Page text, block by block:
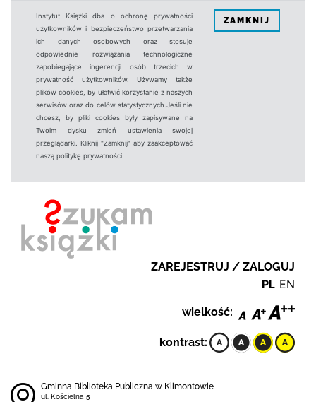
Instytut Książki dba o ochronę prywatności
użytkowników i bezpieczeństwo przetwarzania
ich danych osobowych oraz stosuje
odpowiednie rozwiązania technologiczne
zapobiegające ingerencji osób trzecich w
prywatność użytkowników. Używamy także
plików cookies, by ułatwić korzystanie z naszych
serwisów oraz do celów statystycznych.Jeśli nie
chcesz, by pliki cookies były zapisywane na
Twoim dysku zmień ustawienia swojej
przeglądarki. Kliknij "Zamknij" aby zaakceptować
naszą politykę prywatności.
ZAMKNIJ
ZAREJESTRUJ / ZALOGUJ
PL EN
wielkość:
kontrast:
Gminna Biblioteka Publiczna w Klimontowie
ul. Kościelna 5